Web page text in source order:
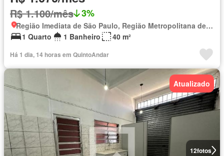
R$ 1.100/mês 3%
Região Imediata de São Paulo, Região Metropolitana de São Paulo
1 Quarto
1 Banheiro 40 m²
Há 1 dia, 14 horas em QuintoAndar
12fotos
Atualizado